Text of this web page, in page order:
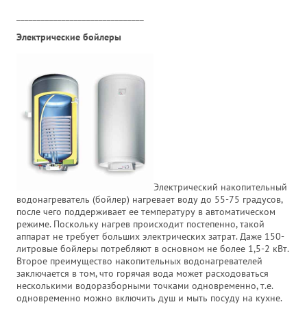
Электрические бойлеры
Электрический накопительный
водонагреватель (бойлер) нагревает воду до 55-75 градусов,
после чего поддерживает ее температуру в автоматическом
режиме. Поскольку нагрев происходит постепенно, такой
аппарат не требует больших электрических затрат. Даже 150-
литровые бойлеры потребляют в основном не более 1,5-2 кВт.
Второе преимущество накопительных водонагревателей
заключается в том, что горячая вода может расходоваться
несколькими водоразборными точками одновременно, т.е.
одновременно можно включить душ и мыть посуду на кухне.